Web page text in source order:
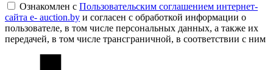
Ознакомлен с Пользовательским соглашением интернет-
сайта e- auction.by и согласен с обработкой информации о
пользователе, в том числе персональных данных, а также их
передачей, в том числе трансграничной, в соответствии с ним